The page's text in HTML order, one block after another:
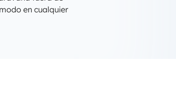
en cualquier